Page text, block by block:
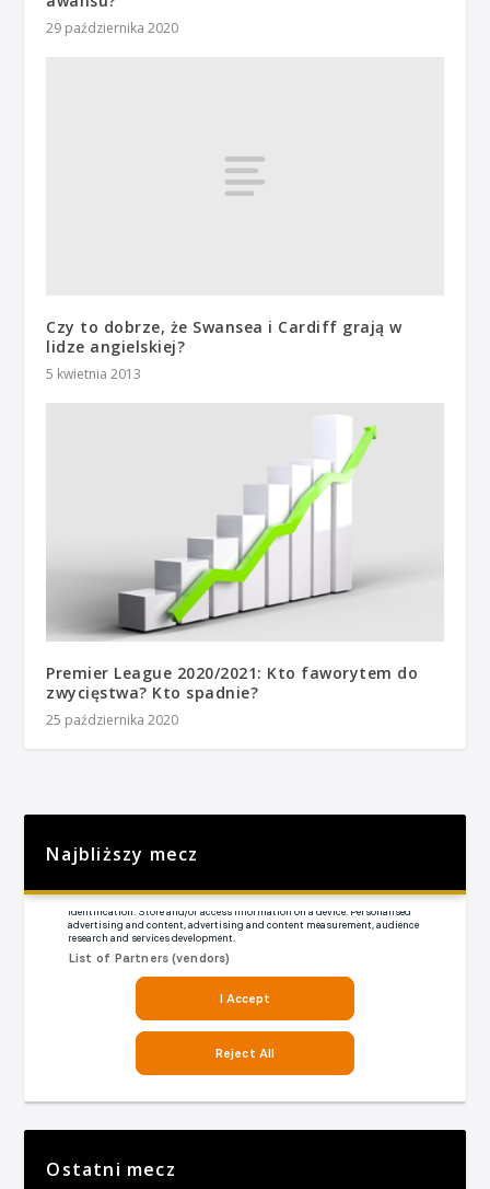
29 października 2020
Czy to dobrze, że Swansea i Cardiff grają w
lidze angielskiej?
5 kwietnia 2013
Premier League 2020/2021: Kto faworytem do
zwycięstwa? Kto spadnie?
25 października 2020
Najbliższy mecz
Ostatni mecz